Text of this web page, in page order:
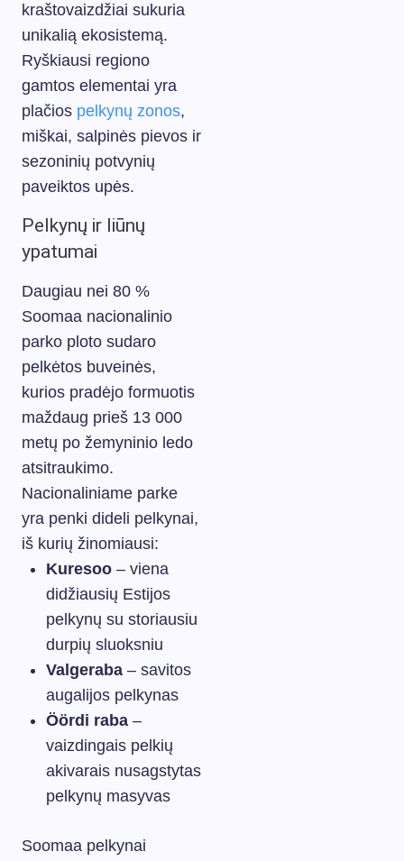
kraštovaizdžiai sukuria
unikalią ekosistemą.
Ryškiausi regiono
gamtos elementai yra
plačios pelkynų zonos,
miškai, salpinės pievos ir
sezoninių potvynių
paveiktos upės.
Pelkynų ir liūnų
ypatumai
Daugiau nei 80 %
Soomaa nacionalinio
parko ploto sudaro
pelkėtos buveinės,
kurios pradėjo formuotis
maždaug prieš 13 000
metų po žemyninio ledo
atsitraukimo.
Nacionaliniame parke
yra penki dideli pelkynai,
iš kurių žinomiausi:
Kuresoo – viena
didžiausių Estijos
pelkynų su storiausiu
durpių sluoksniu
Valgeraba – savitos
augalijos pelkynas
Öördi raba –
vaizdingais pelkių
akivarais nusagstytas
pelkynų masyvas
Soomaa pelkynai